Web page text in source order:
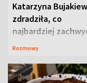
Katarzyna
zdradziła, co
najbardziej
ją w Lublinie
Rozmowy